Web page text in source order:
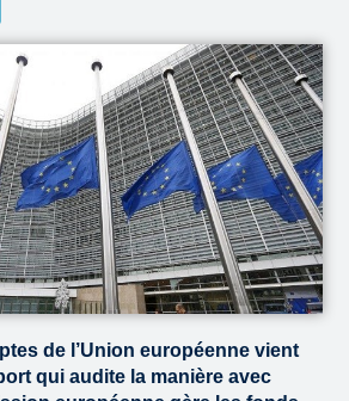
de l’Union européenne vient
qui audite la manière avec